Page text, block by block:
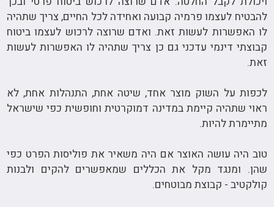
להבטיח לעצמו פרמיה קבועה ואחידה לכל החיים, צריך שתהיה
לו האפשרות לעשות זאת. ואדם שרוצה לרכוש לעצמו ביטוח
קבוצתי דינמי עדכני גם כן צריך שתהיה לו האפשרות לעשות
זאת.
לכפות על השוק מוצר אחד, שיטה אחת, התנהלות אחת, לא
ראוי שתהיה קיימת במדינה דמוקרטית וחופשית כפי שישראל
מתיימרת להיות.
טוב היה עושה האוצר אם היה משאיר את פוליסות הפרט כפי
שהן. ומנגד מקל את הכללים שמאפשרים להקים ולבנות
קולקטיב - קבוצת מבוטחים.